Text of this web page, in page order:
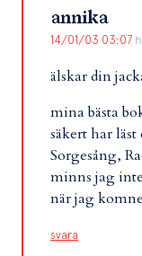
annika
14/01/03 03:07
älskar din
mina bästa
säkert har
Sorgesång,
minns jag
när jag
svara